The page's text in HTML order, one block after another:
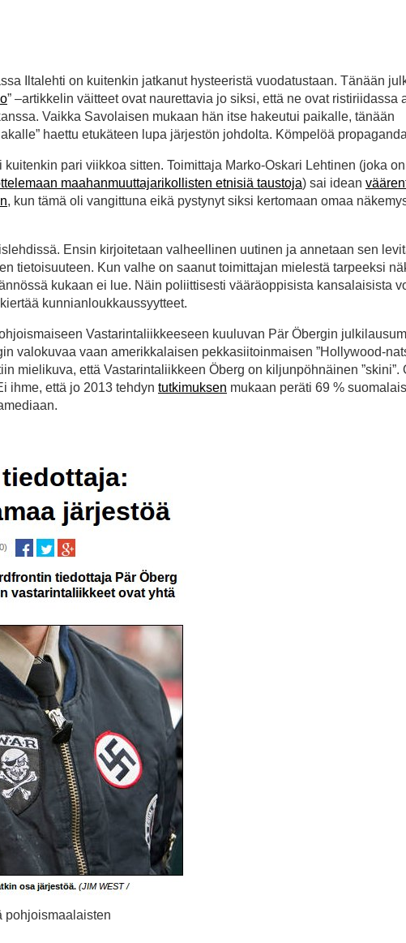
Iltalehti on kuitenkin jatkanut hysteeristä vuodatustaan. Tänään
” –artikkelin väitteet ovat naurettavia jo siksi, että ne ovat ristiriidassa
Vaikka Savolaisen mukaan hän itse hakeutui paikalle, tänään
haettu etukäteen lupa järjestön johdolta. Kömpelöä
pari viikkoa sitten. Toimittaja Marko-Oskari Lehtinen (joka
maahanmuuttajarikollisten etnisiä taustoja) sai idean
, kun tämä oli vangittuna eikä pystynyt siksi kertomaan omaa
Ensin kirjoitetaan valheellinen uutinen ja annetaan sen
tietoisuuteen. Kun valhe on saanut toimittajan mielestä tarpeeksi
kukaan ei lue. Näin poliittisesti vääräoppisista kansalaisista
kunnianloukkaussyytteet.
Vastarintaliikkeeseen kuuluvan Pär Öbergin
valokuvaa vaan amerikkalaisen pekkasiitoinmaisen ”Hollywood-
mielikuva, että Vastarintaliikkeen Öberg on kiljunpöhnäinen ”skini”.
ihme, että jo 2013 tehdyn tutkimuksen mukaan peräti 69 %
pohjoismaalaisten